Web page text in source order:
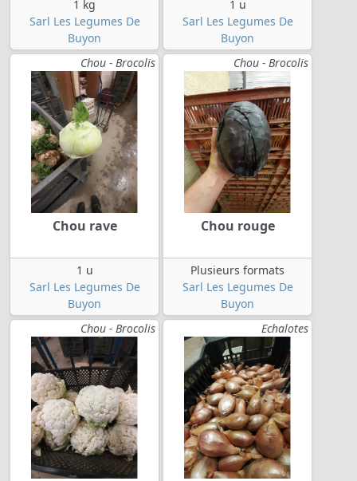
1 kg
Sarl Les Legumes De
Buyon
1 u
Sarl Les Legumes De
Buyon
Chou - Brocolis
Chou rave
1 u
Sarl Les Legumes De
Buyon
Chou - Brocolis
Chou rouge
Plusieurs formats
Sarl Les Legumes De
Buyon
Chou - Brocolis
Echalotes